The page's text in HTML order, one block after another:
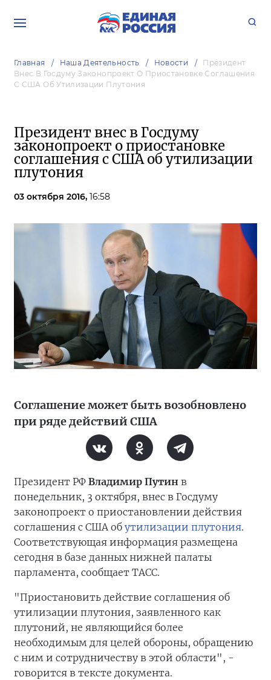
Главная Наша Деятельность Новости
Президент
Внес В Госдуму Законопроект О Приостановке Соглашения
С США Об Утилизации Плутония
Президент внес в Госдуму
законопроект о приостановке
соглашения с США об утилизации
плутония
03 октября 2016, 16:58
Соглашение может быть возобновлено
при ряде действий США
Президент РФ Владимир Путин в
понедельник, 3 октября, внес в Госдуму
законопроект о приостановлении действия
соглашения с США об утилизации плутония.
Соответствующая информация размещена
сегодня в базе данных нижней палаты
парламента, сообщает ТАСС.
"Приостановить действие соглашения об
утилизации плутония, заявленного как
плутоний, не являющийся более
необходимым для целей обороны, обращению
с ним и сотрудничеству в этой области", -
говорится в тексте документа.